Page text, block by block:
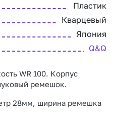
Пластик
Кварцевый
Япония
Q&Q
WR 100. Корпус
ремешок.
28мм, ширина ремешка